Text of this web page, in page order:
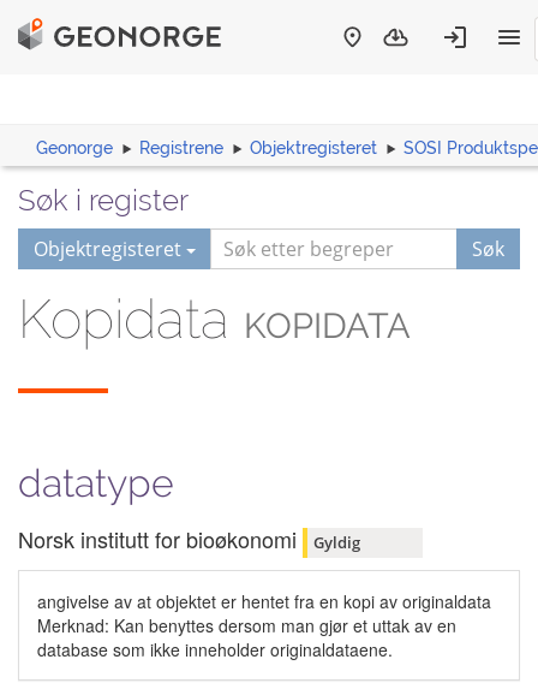
Geonorge Registrene Objektregisteret SOSI
Søk i register
Objektregisteret Søk
Kopidata KOPIDATA
datatype
Norsk institutt for bioøkonomi Gyldig
angivelse av at objektet er hentet fra en kopi av originaldata
Merknad: Kan benyttes dersom man gjør et uttak av en
database som ikke inneholder originaldataene.